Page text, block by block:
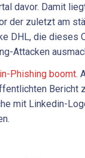
davor. Damit
der zuletzt am
DHL, die dieses
Attacken
Phishing boomt.
Bericht
mit Linkedin-